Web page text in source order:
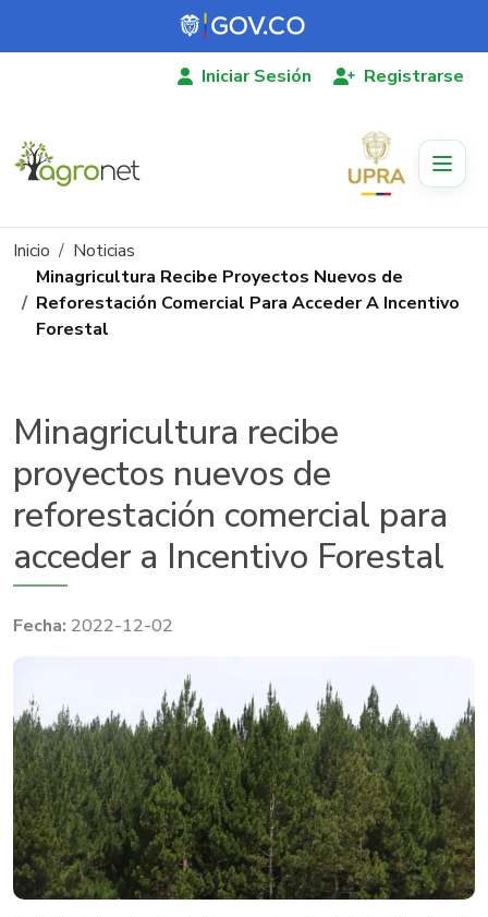
Pasar al contenido principal
Iniciar Sesión Registrarse
Ruta de navegación
Inicio
Noticias
Minagricultura Recibe Proyectos Nuevos de
Reforestación Comercial Para Acceder A Incentivo
Forestal
Minagricultura recibe
proyectos nuevos de
reforestación comercial para
acceder a Incentivo Forestal
2022-12-02